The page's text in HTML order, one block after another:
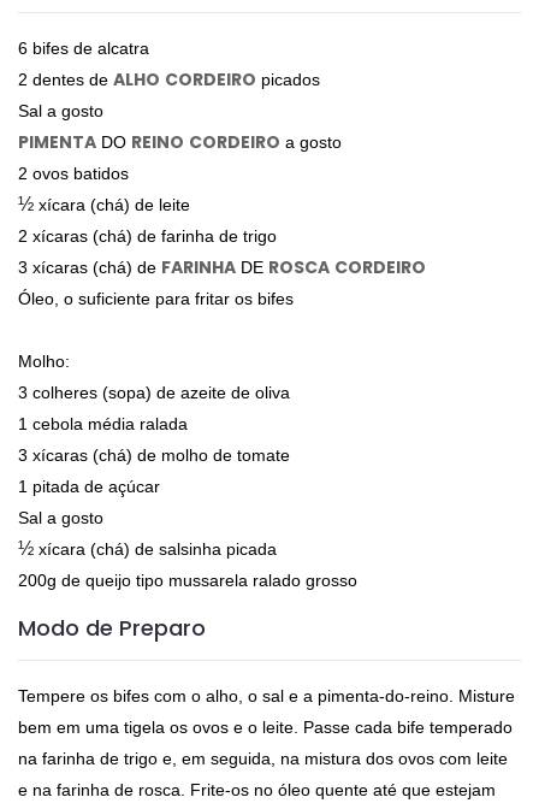
6 bifes de alcatra
2 dentes de ALHO CORDEIRO picados
Sal a gosto
PIMENTA DO REINO CORDEIRO a gosto
2 ovos batidos
½ xícara (chá) de leite
2 xícaras (chá) de farinha de trigo
3 xícaras (chá) de FARINHA DE ROSCA CORDEIRO
Óleo, o suficiente para fritar os bifes
Molho:
3 colheres (sopa) de azeite de oliva
1 cebola média ralada
3 xícaras (chá) de molho de tomate
1 pitada de açúcar
Sal a gosto
½ xícara (chá) de salsinha picada
200g de queijo tipo mussarela ralado grosso
Modo de Preparo
Tempere os bifes com o alho, o sal e a pimenta-do-reino. Misture
bem em uma tigela os ovos e o leite. Passe cada bife temperado
na farinha de trigo e, em seguida, na mistura dos ovos com leite
e na farinha de rosca. Frite-os no óleo quente até que estejam